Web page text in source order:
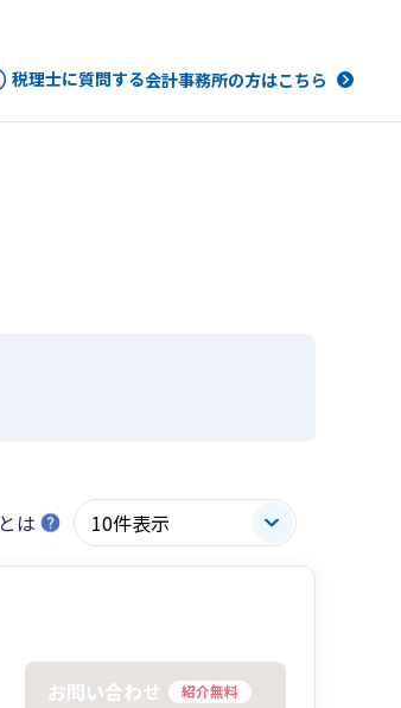
税理士に質問する会計事務所の方はこちら
とは
お問い合わせ 紹介無料